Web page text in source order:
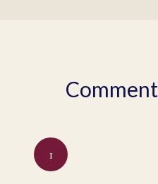
Comment
1